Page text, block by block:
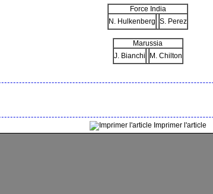
Force India
N. Hulkenberg S. Perez
Marussia
J. Bianchi
M. Chilton
Imprimer l'article